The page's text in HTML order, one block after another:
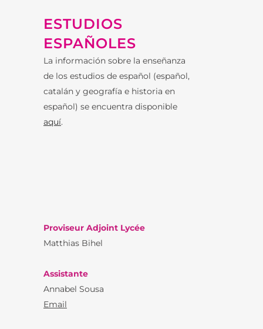
ESTUDIOS
ESPAÑOLES
La información sobre la enseñanza
de los estudios de español (español,
catalán y geografía e historia en
español) se encuentra disponible
aquí.
Proviseur Adjoint Lycée
Matthias Bihel
Assistante
Annabel Sousa
Email